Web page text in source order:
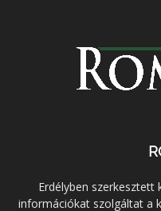
Erdélyben szerkesztett
információkat szolgáltat a